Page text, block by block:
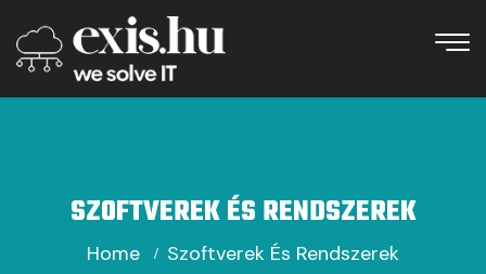
SZOFTVEREK ÉS RENDSZEREK
Home Szoftverek És Rendszerek